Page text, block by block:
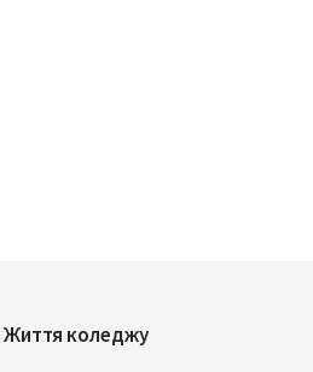
Життя коледжу